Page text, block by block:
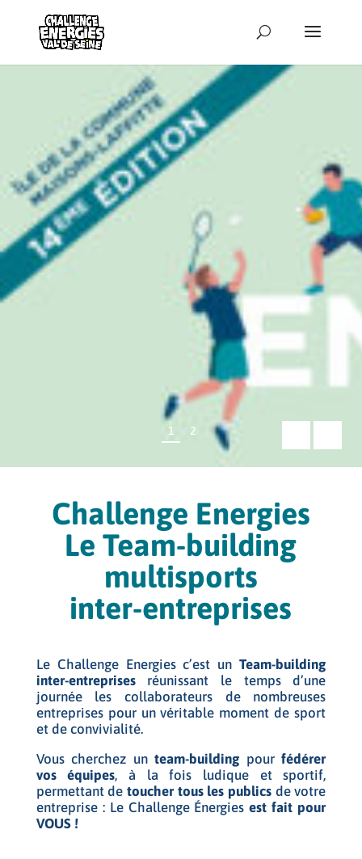
1 2
Challenge Energies
Le Team-building
multisports
inter-entreprises
Le Challenge Energies c’est un Team-building
inter-entreprisesréunissant le temps d’une
journée les collaborateurs de nombreuses
entreprises pour un véritable moment de sport
et de convivialité.
Vous cherchez unteam-building pourfédérer
vos équipes, à la fois ludique et sportif,
permettant detoucher tous les publicsde votre
entreprise : Le Challenge Énergiesest fait pour
VOUS !